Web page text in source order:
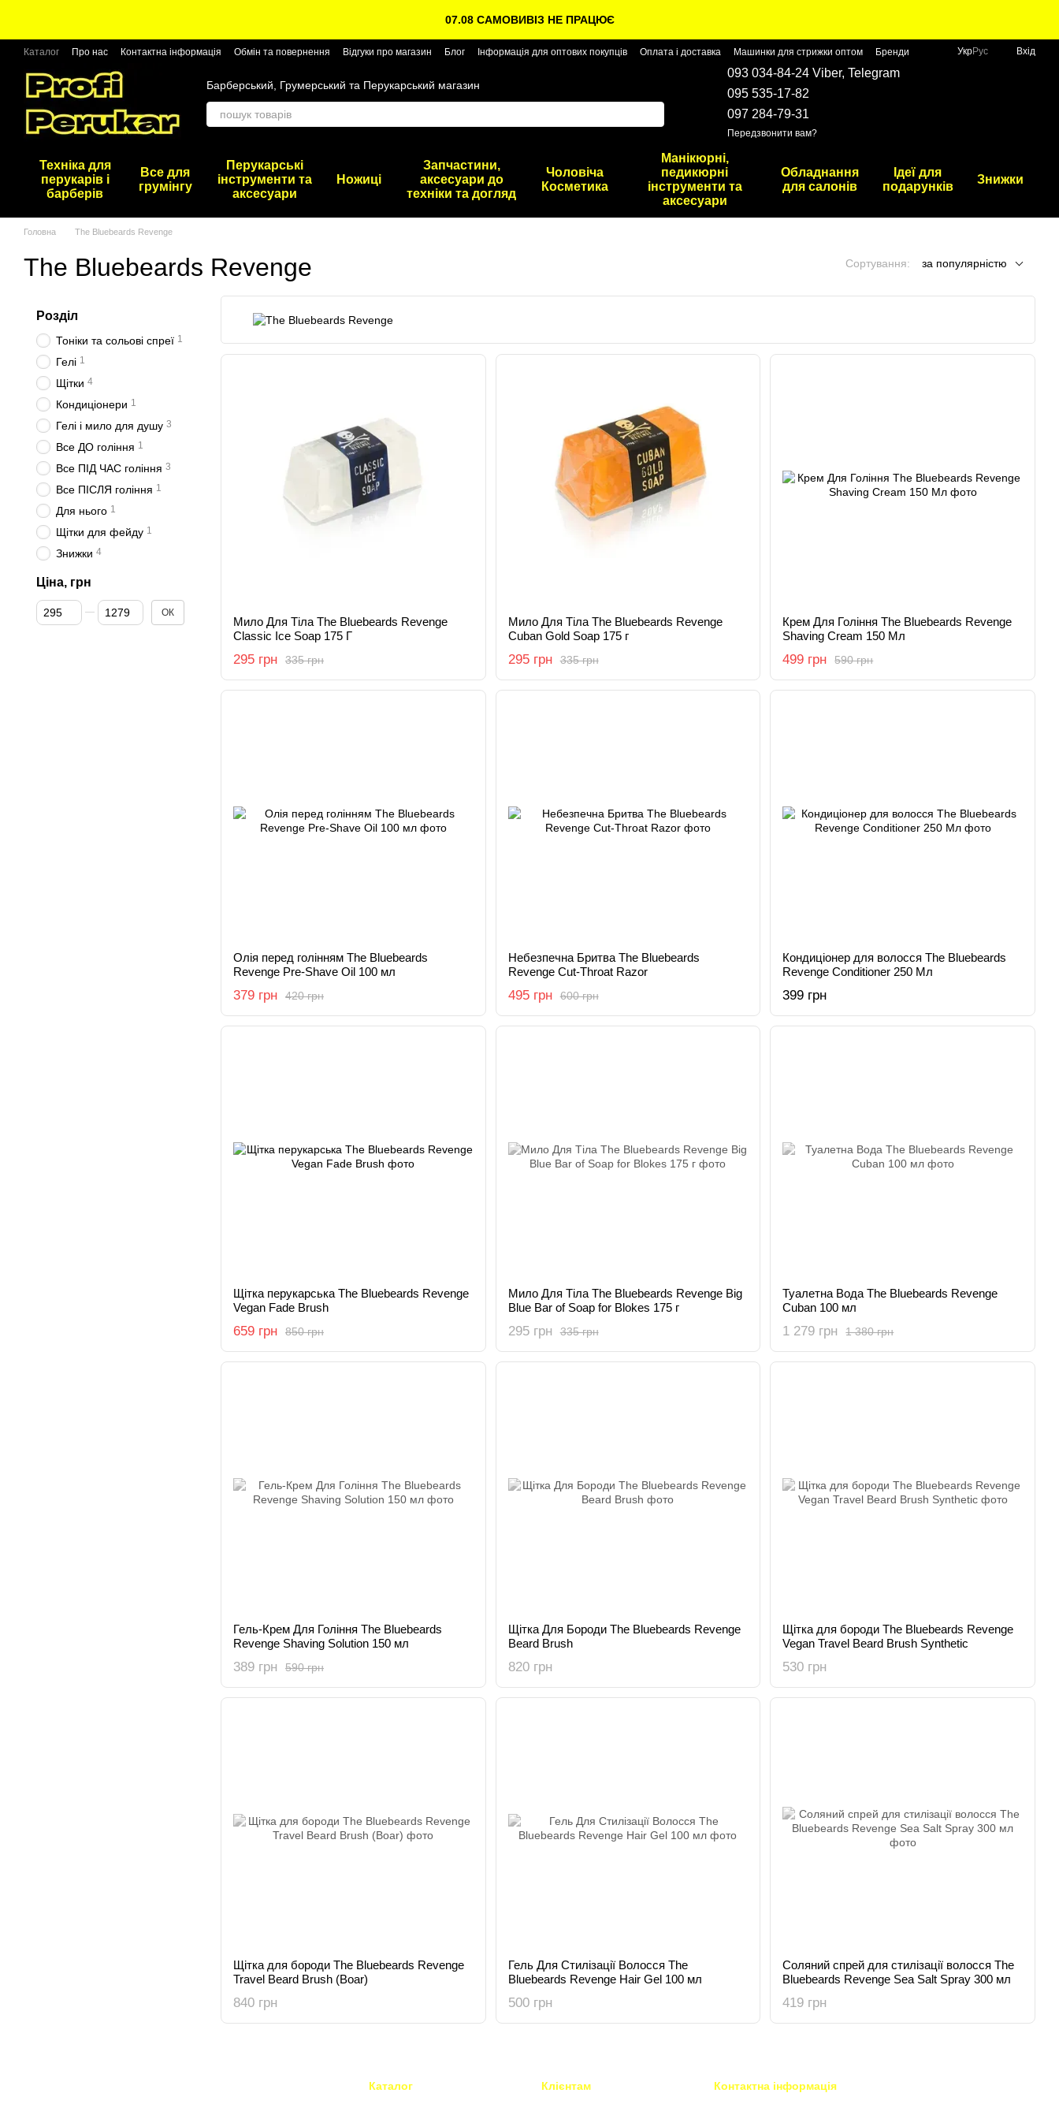
07.08 САМОВИВІЗ НЕ ПРАЦЮЄ
Каталог Про нас Контактна інформація Обмін та повернення Відгуки про магазин Блог Інформація для оптових покупців Оплата і доставка Машинки для стрижки оптом Бренди УкрРус Вхід
Барберський, Грумерський та Перукарський магазин
093 034-84-24 Viber, Telegram
095 535-17-82
097 284-79-31
Передзвонити вам?
Техніка для
перукарів і
барберів
Все для
грумінгу
Перукарські
інструменти та
аксесуари
Ножиці
Запчастини,
аксесуари до
техніки та догляд
Чоловіча
Косметика
Манікюрні,
педикюрні
інструменти та
аксесуари
Обладнання
для салонів
Ідеї для
подарунків
Знижки
Головна The Bluebeards Revenge
The Bluebeards Revenge Сортування: за популярністю
Мило Для Тіла The Bluebeards Revenge
Classic Ice Soap 175 Г
335 грн
295 грн
Мило Для Тіла The Bluebeards Revenge
Cuban Gold Soap 175 г
335 грн
295 грн
Крем Для Гоління The Bluebeards Revenge
Shaving Cream 150 Мл
590 грн
499 грн
Олія перед голінням The Bluebeards
Revenge Pre-Shave Oil 100 мл
420 грн
379 грн
Небезпечна Бритва The Bluebeards
Revenge Cut-Throat Razor
600 грн
495 грн
Кондиціонер для волосся The Bluebeards
Revenge Conditioner 250 Мл
399 грн
Щітка перукарська The Bluebeards Revenge
Vegan Fade Brush
850 грн
659 грн
Мило Для Тіла The Bluebeards Revenge Big
Blue Bar of Soap for Blokes 175 г
335 грн
295 грн
Туалетна Вода The Bluebeards Revenge
Cuban 100 мл
1 380 грн
1 279 грн
Гель-Крем Для Гоління The Bluebeards
Revenge Shaving Solution 150 мл
590 грн
389 грн
Щітка Для Бороди The Bluebeards Revenge
Beard Brush
820 грн
Щітка для бороди The Bluebeards Revenge
Vegan Travel Beard Brush Synthetic
530 грн
Щітка для бороди The Bluebeards Revenge
Travel Beard Brush (Boar)
840 грн
Гель Для Стилізації Волосся The
Bluebeards Revenge Hair Gel 100 мл
500 грн
Соляний спрей для стилізації волосся The
Bluebeards Revenge Sea Salt Spray 300 мл
419 грн
Розділ
Тоніки та сольові спреї 1
Гелі 1
Щітки 4
Кондиціонери 1
Гелі і мило для душу 3
Все ДО гоління 1
Все ПІД ЧАС гоління 3
Все ПІСЛЯ гоління 1
Для нього 1
Щітки для фейду 1
Знижки 4
Ціна, грн
Від Ціна, грн
До Ціна, грн ОК
Каталог Клієнтам Контактна інформація